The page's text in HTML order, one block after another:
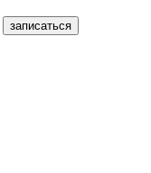
записаться